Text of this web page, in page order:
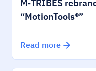
M‑TRIBES
“MotionTools®”
Read more